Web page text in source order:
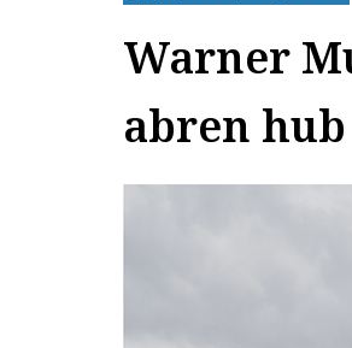
Warner
abren